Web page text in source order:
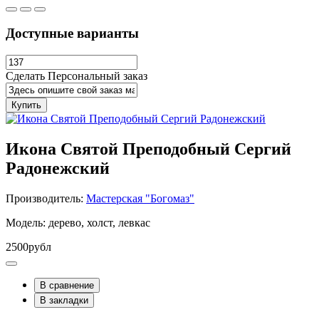
Доступные варианты
Сделать Персональный заказ
Купить
Икона Святой Преподобный Сергий
Радонежский
Производитель: Мастерская "Богомаз"
Модель: дерево, холст, левкас
2500рубл
В сравнение
В закладки